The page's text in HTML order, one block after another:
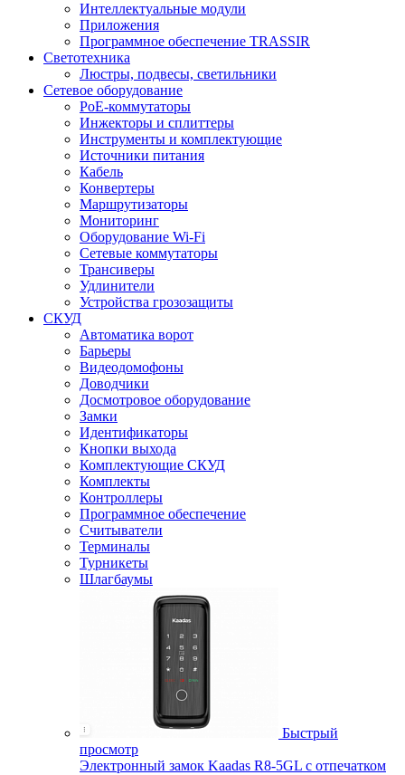
Интеллектуальные модули
Приложения
Программное обеспечение TRASSIR
Светотехника
Люстры, подвесы, светильники
Сетевое оборудование
PoE-коммутаторы
Инжекторы и сплиттеры
Инструменты и комплектующие
Источники питания
Кабель
Конвертеры
Маршрутизаторы
Мониторинг
Оборудование Wi-Fi
Сетевые коммутаторы
Трансиверы
Удлинители
Устройства грозозащиты
СКУД
Автоматика ворот
Барьеры
Видеодомофоны
Доводчики
Досмотровое оборудование
Замки
Идентификаторы
Кнопки выхода
Комплектующие СКУД
Комплекты
Контроллеры
Программное обеспечение
Считыватели
Терминалы
Турникеты
Шлагбаумы
Быстрый
просмотр
Электронный замок Kaadas R8-5GL с отпечатком